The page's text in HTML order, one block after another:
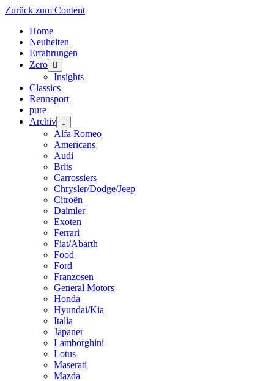
Zurück zum Content
Home
Neuheiten
Erfahrungen
Zero Menü
öffnen
Insights
Classics
Rennsport
pure
Archiv Menü
öffnen
Alfa Romeo
Americans
Audi
Brits
Carrossiers
Chrysler/Dodge/Jeep
Citroën
Daimler
Exoten
Ferrari
Fiat/Abarth
Food
Ford
Franzosen
General Motors
Honda
Hyundai/Kia
Italia
Japaner
Lamborghini
Lotus
Maserati
Mazda